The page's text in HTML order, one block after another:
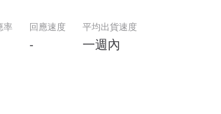
率 回應速度
-
平均出貨速度
一週內